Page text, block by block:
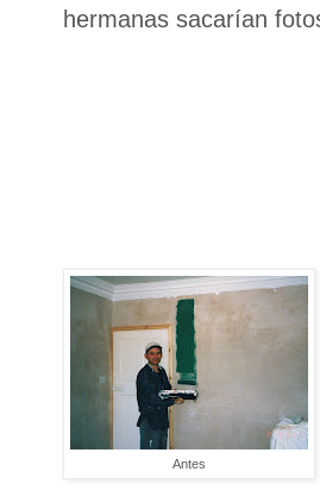
hermanas sacarían
Antes